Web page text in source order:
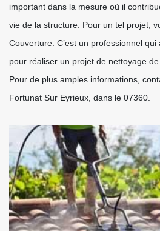
important dans la mesure où il
vie de la structure. Pour un tel projet,
Couverture. C’est un professionnel
pour réaliser un projet de nettoyage
Pour de plus amples informations,
Fortunat Sur Eyrieux, dans le 07360.